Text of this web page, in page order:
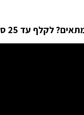
לקלף עד 25 ס”מ